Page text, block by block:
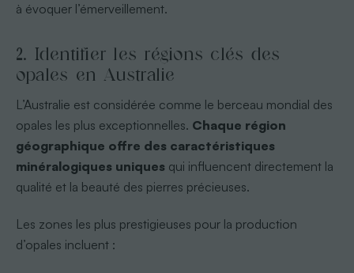
à évoquer l’émerveillement.
2. Identifier les régions clés des
opales en Australie
L’Australie est considérée comme le berceau mondial des
opales les plus exceptionnelles. Chaque région
géographique offre des caractéristiques
minéralogiques uniquesqui influencent directement la
qualité et la beauté des pierres précieuses.
Les zones les plus prestigieuses pour la production
d’opales incluent :